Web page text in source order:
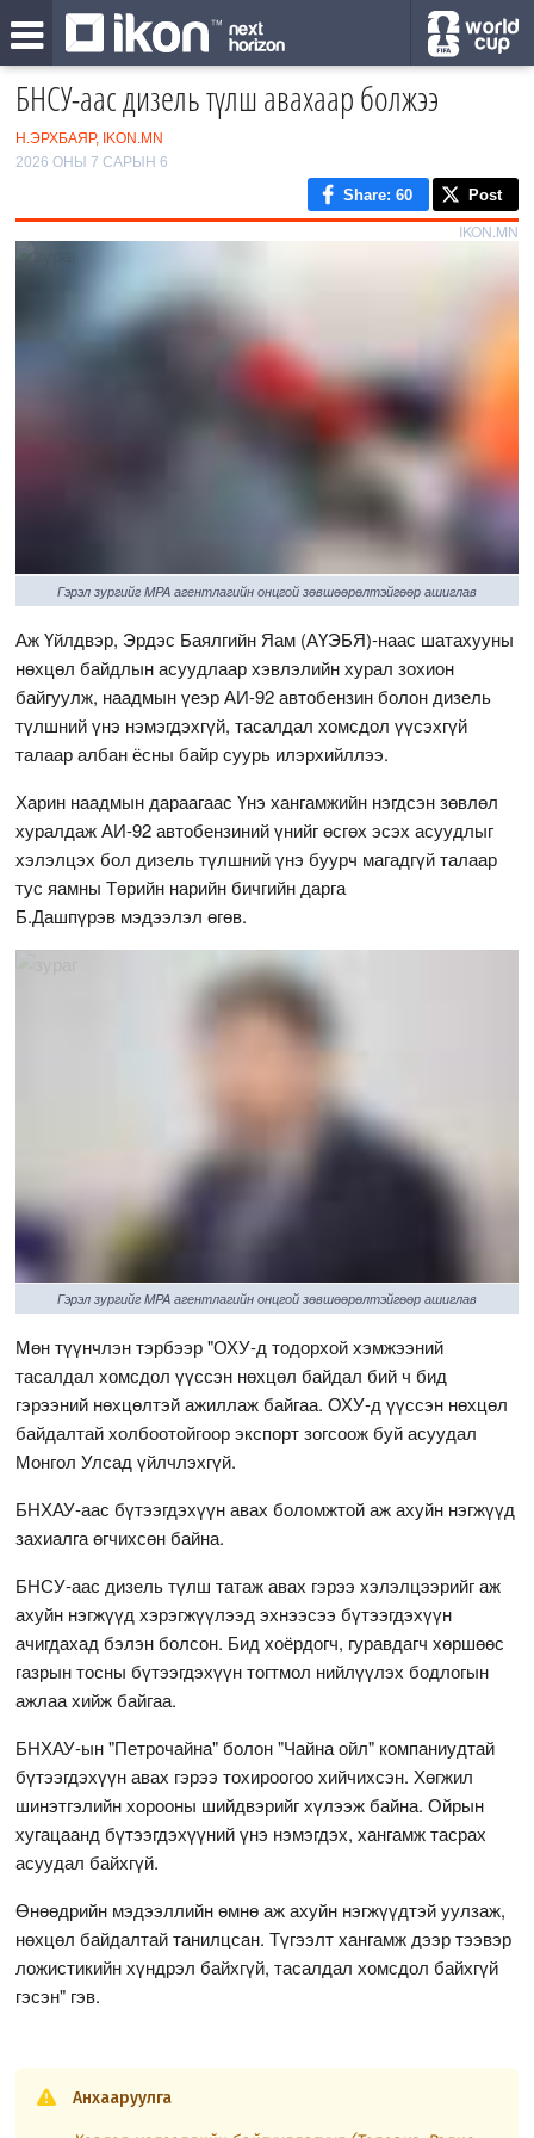
БНСУ-аас дизель түлш авахаар болжээ
Н.ЭРХБАЯР, IKON.MN
2026 ОНЫ 7 САРЫН 6
Share: 60 Post
IKON.MN
Гэрэл зургийг MPA агентлагийн онцгой зөвшөөрөлтэйгөөр ашиглав
Аж Үйлдвэр, Эрдэс Баялгийн Яам (АҮЭБЯ)-наас шатахууны
нөхцөл байдлын асуудлаар хэвлэлийн хурал зохион
байгуулж, наадмын үеэр АИ-92 автобензин болон дизель
түлшний үнэ нэмэгдэхгүй, тасалдал хомсдол үүсэхгүй
талаар албан ёсны байр суурь илэрхийллээ.
Харин наадмын дараагаас Үнэ хангамжийн нэгдсэн зөвлөл
хуралдаж АИ-92 автобензиний үнийг өсгөх эсэх асуудлыг
хэлэлцэх бол дизель түлшний үнэ буурч магадгүй талаар
тус яамны Төрийн нарийн бичгийн дарга
Б.Дашпүрэв мэдээлэл өгөв.
Гэрэл зургийг MPA агентлагийн онцгой зөвшөөрөлтэйгөөр ашиглав
Мөн түүнчлэн тэрбээр "ОХУ-д тодорхой хэмжээний
тасалдал хомсдол үүссэн нөхцөл байдал бий ч бид
гэрээний нөхцөлтэй ажиллаж байгаа. ОХУ-д үүссэн нөхцөл
байдалтай холбоотойгоор экспорт зогсоож буй асуудал
Монгол Улсад үйлчлэхгүй.
БНХАУ-аас бүтээгдэхүүн авах боломжтой аж ахуйн нэгжүүд
захиалга өгчихсөн байна.
БНСУ-аас дизель түлш татаж авах гэрээ хэлэлцээрийг аж
ахуйн нэгжүүд хэрэгжүүлээд эхнээсээ бүтээгдэхүүн
ачигдахад бэлэн болсон. Бид хоёрдогч, гуравдагч хөршөөс
газрын тосны бүтээгдэхүүн тогтмол нийлүүлэх бодлогын
ажлаа хийж байгаа.
БНХАУ-ын "Петрочайна" болон "Чайна ойл" компаниудтай
бүтээгдэхүүн авах гэрээ тохироогоо хийчихсэн. Хөгжил
шинэтгэлийн хорооны шийдвэрийг хүлээж байна. Ойрын
хугацаанд бүтээгдэхүүний үнэ нэмэгдэх, хангамж тасрах
асуудал байхгүй.
Өнөөдрийн мэдээллийн өмнө аж ахуйн нэгжүүдтэй уулзаж,
нөхцөл байдалтай танилцсан. Түгээлт хангамж дээр тээвэр
ложистикийн хүндрэл байхгүй, тасалдал хомсдол байхгүй
гэсэн" гэв.
Анхааруулга